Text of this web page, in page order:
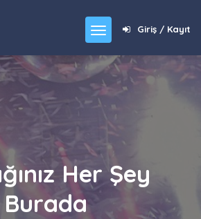
Giriş / Kayıt
Her Şey
Burada